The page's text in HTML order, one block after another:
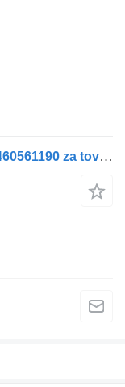
Daljinski upravljalnik za vzmetenje 4460561190 za tovornjak IVECO Stralis